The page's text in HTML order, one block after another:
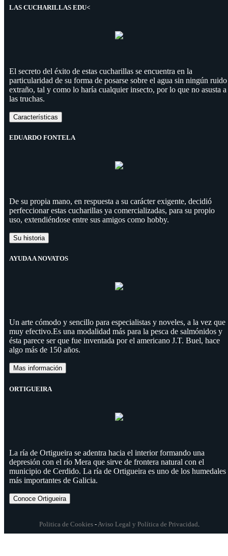
LAS CUCHARILLAS EDU<
El secreto del éxito de estas cucharillas se encuentra en la
particularidad de su forma de posarse sobre el agua sin ningún ruido
extraño, tal y como lo haría cualquier insecto, por lo que no asusta a
las truchas.
Características
EDUARDO FONTELA
De su propia mano, en respuesta a su carácter exigente, decidió
perfeccionar estas cucharillas ya comercializadas, para su propio
uso, extendiéndose entre sus amigos como hobby.
Su historia
AYUDA A NOVATOS
Un arte cómodo y sencillo para especialistas y noveles, a la vez que
muy efectivo.Es una modalidad más para la pesca de salmónidos y
ésta parece ser que fue inventada por el americano J.T. Buel, hace
algo más de 150 años.
Mas información
ORTIGUEIRA
La ría de Ortigueira se adentra hacia el interior formando una
depresión con el río Mera que sirve de frontera natural con el
municipio de Cerdido. La ría de Ortigueira es uno de los humedales
más importantes de Galicia.
Conoce Ortigueira
Politica de Cookies- Aviso Legal y Política de Privacidad